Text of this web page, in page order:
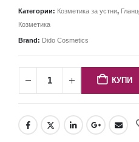
Категории: Козметика за устни,
Козметика
Brand: Dido Cosmetics
КУПИ